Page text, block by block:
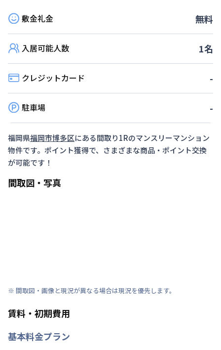
敷金礼金 無料
入居可能人数 1名
クレジットカード -
駐車場 -
福岡県福岡市博多区にある間取り1Rのマンスリーマンション
物件です。ポイント獲得で、さまざまな商品・ポイント交換
が可能です！
間取図・写真
※ 間取図・画像と現況が異なる場合は現況を優先します。
賃料・初期費用
基本料金プラン